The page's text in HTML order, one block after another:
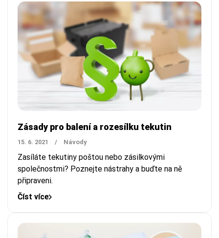
Zásady pro balení a rozesílku tekutin
15. 6. 2021 / Návody
Zasíláte tekutiny poštou nebo zásilkovými
společnostmi? Poznejte nástrahy a buďte na ně
připraveni.
Číst více